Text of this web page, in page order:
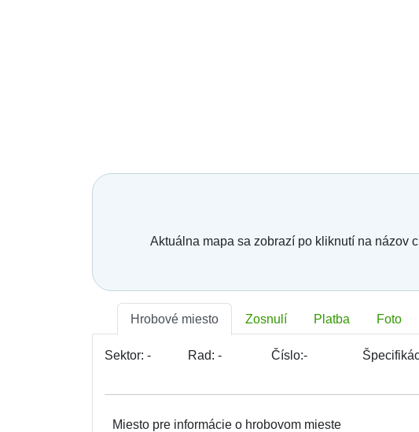
Aktuálna mapa sa zobrazí po kliknutí na názov
Hrobové miesto Zosnulí Platba Foto
Sektor: - Rad:- Číslo:-
Miesto pre informácie o hrobovom mieste